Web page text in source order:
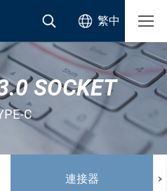
繁中
SOCKET
C
連接器